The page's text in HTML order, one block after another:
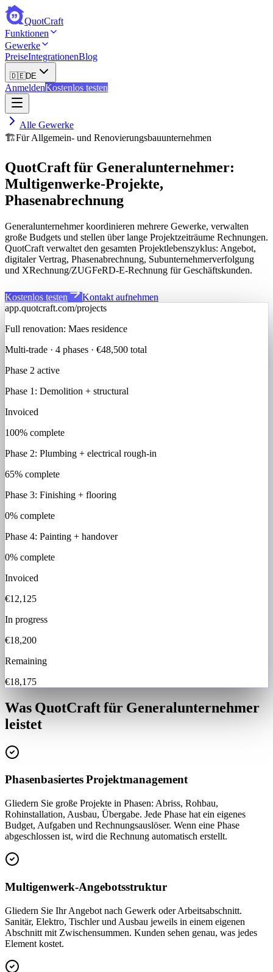
QuotCraft
Funktionen
Gewerke
PreiseIntegrationenBlog
🇩🇪DE
AnmeldenKostenlos testen
Alle Gewerke
🏗️Für Allgemein- und Renovierungsbauunternehmen
QuotCraft für Generalunternehmer:
Multigenwerke-Projekte,
Phasenabrechnung
Generalunternehmer koordinieren mehrere Gewerke, verwalten
große Budgets und stellen über lange Projektzeiträume Rechnungen.
QuotCraft verwaltet den gesamten Projektlebenszyklus: Angebot,
digitaler Vertrag, Phasenabrechnung, Subunternehmerverfolgung
und XRechnung/ZUGFeRD-E-Rechnung für Geschäftskunden.
Kostenlos testen
Kontakt aufnehmen
app.quotcraft.com/projects
Full renovation: Maes residence
Multi-trade · 4 phases · €48,500 total
Phase 2 active
Phase 1 : Demolition + structural
Invoiced
100% complete
Phase 2: Plumbing + electrical rough-in
65% complete
Phase 3: Finishing + flooring
0% complete
Phase 4: Painting + handover
0% complete
Invoiced
€12,125
In progress
€18,200
Remaining
€18,175
Was QuotCraft für Generalunternehmer
leistet
Phasenbasiertes Projektmanagement
Gliedern Sie große Projekte in Phasen: Abriss, Rohbau,
Rohinstallation, Ausbau, Übergabe. Jede Phase hat ein eigenes
Budget, Aufgaben und Rechnungsauslöser. Wenn eine Phase
abgeschlossen ist, wird die Rechnung automatisch erstellt.
Multigenwerk-Angebotsstruktur
Gliedern Sie Ihr Angebot nach Gewerk oder Arbeitsabschnitt.
Sanitär, Elektro, Tischler und Ausbau jeweils in einem eigenen
Abschnitt mit Zwischensummen. Kunden sehen genau, was jedes
Element kostet.